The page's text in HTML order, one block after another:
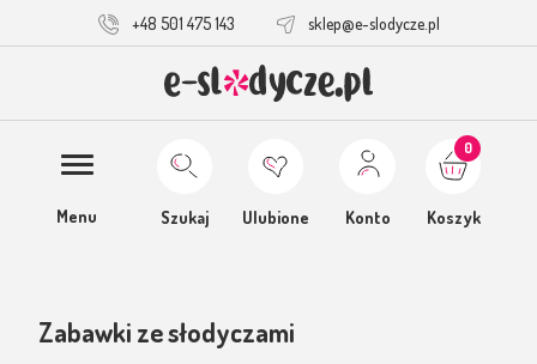
+48 501 475 143 sklep@e-slodycze.pl
Menu Szukaj Ulubione Konto Koszyk
0
Zabawki ze słodyczami